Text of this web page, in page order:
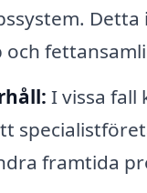
I vissa
framtida